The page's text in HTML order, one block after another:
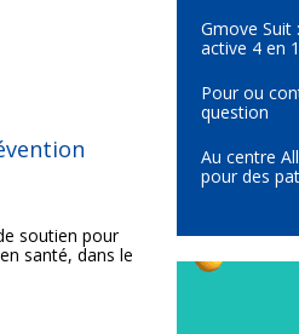
soutien pour
santé, dans le
Gmove Suit
active 4 en 1
Pour ou
question
Au centre
pour des